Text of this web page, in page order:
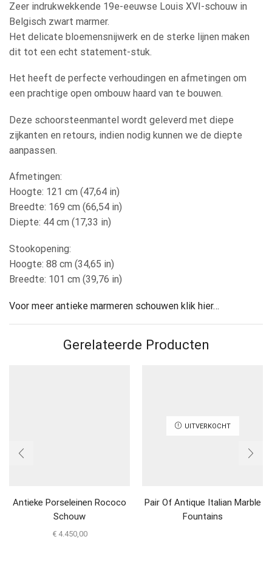
Zeer indrukwekkende 19e-eeuwse Louis XVI-schouw in
Belgisch zwart marmer.
Het delicate bloemensnijwerk en de sterke lijnen maken
dit tot een echt statement-stuk.
Het heeft de perfecte verhoudingen en afmetingen om
een ​​prachtige open ombouw haard van te bouwen.
Deze schoorsteenmantel wordt geleverd met diepe
zijkanten en retours, indien nodig kunnen we de diepte
aanpassen.
Afmetingen:
Hoogte: 121 cm (47,64 in)
Breedte: 169 cm (66,54 in)
Diepte: 44 cm (17,33 in)
Stookopening:
Hoogte: 88 cm (34,65 in)
Breedte: 101 cm (39,76 in)
Voor meer antieke marmeren schouwen klik hier…
Gerelateerde Producten
Antieke Porseleinen Rococo
Schouw
€4.450,00
UITVERKOCHT
Pair Of Antique Italian Marble
Fountains